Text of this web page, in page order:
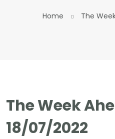
Home The
The Week
18/07/2022